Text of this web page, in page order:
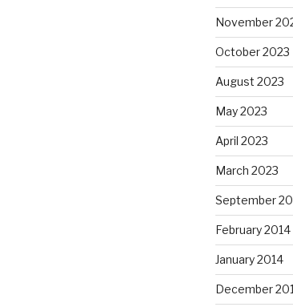
November
October 2023
August 2023
May 2023
April 2023
March 2023
September
February 2014
January 2014
December